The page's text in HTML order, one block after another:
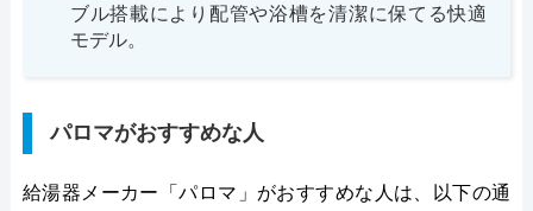
ブル搭載により配管や浴槽を清潔に保てる快適
モデル。
パロマがおすすめな人
給湯器メーカー「パロマ」がおすすめな人は、以下の通